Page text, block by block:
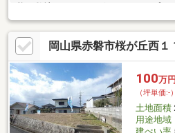
やご内覧などタカセ不動産株式会社岡
さい♪※売主は契約不適合責任を負いま
セ不動産岡山店】まで☆☆
岡山県赤磐市桜が丘西１
100万円
（坪単価:-）
土地面積
用途地域